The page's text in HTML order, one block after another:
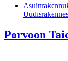
Porvoon